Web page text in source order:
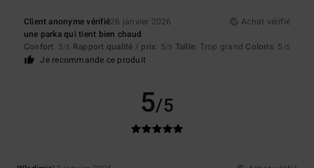
Client anonyme vérifié26 janvier 2026
Achat vérifié
une parka qui tient bien chaud
Confort: 5/5 Rapport qualité / prix: 5/5 Taille: Trop grand Coloris: 5 /5
Je recommande ce produit
5/5